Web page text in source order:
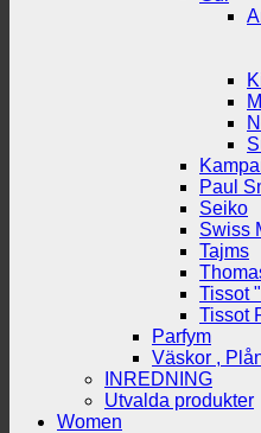
Paul
Seiko
Swiss
Tajms
Tissot
Tissot
Parfym
Väskor ,
INREDNING
Utvalda produkter
Women